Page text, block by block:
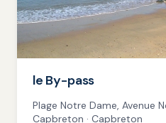
le By-pass
Plage Notre Dame, Avenue
Capbreton · Capbreton